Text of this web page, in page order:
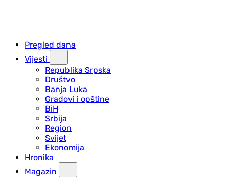
Pregled dana
Vijesti
Republika Srpska
Društvo
Banja Luka
Gradovi i opštine
BiH
Srbija
Region
Svijet
Ekonomija
Hronika
Magazin